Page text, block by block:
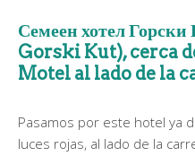
Семеен хотел Горски
Gorski Kut), cerca
Motel al lado de la
Pasamos por este hotel ya
luces rojas, al lado de la